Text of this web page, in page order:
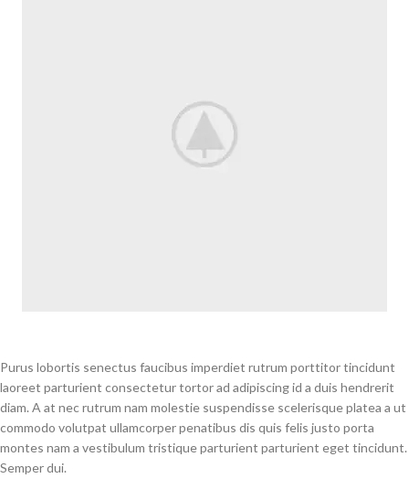
Purus lobortis senectus faucibus imperdiet rutrum porttitor tincidunt
laoreet parturient consectetur tortor ad adipiscing id a duis hendrerit
diam. A at nec rutrum nam molestie suspendisse scelerisque platea a ut
commodo volutpat ullamcorper penatibus dis quis felis justo porta
montes nam a vestibulum tristique parturient parturient eget tincidunt.
Semper dui.